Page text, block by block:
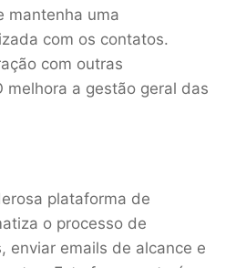
mantenha uma
com os contatos.
com outras
melhora a gestão geral das
plataforma de
o processo de
enviar emails de alcance e